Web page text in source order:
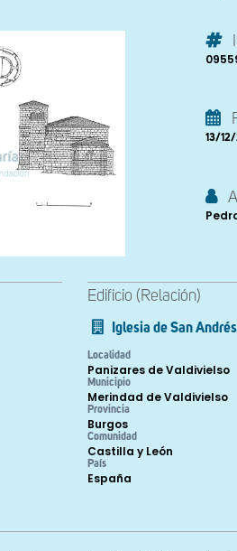
13/12/
Edificio (Relación)
Iglesia de San
Localidad
Panizares de Valdivielso
Municipio
Merindad de Valdivielso
Provincia
Burgos
Comunidad
Castilla y León
País
España